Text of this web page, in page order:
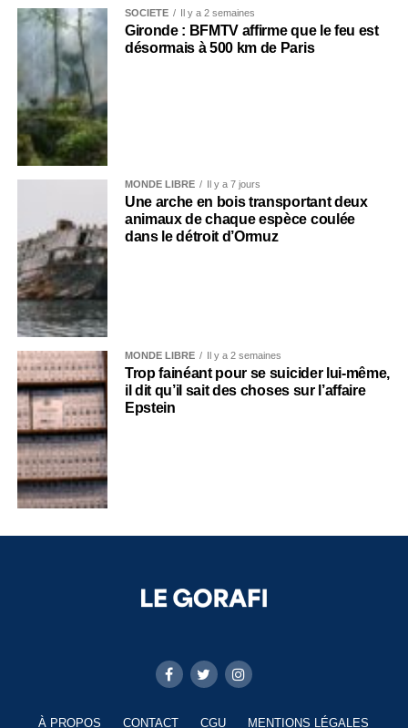
SOCIÉTÉ Il y a 2 semaines
Gironde : BFMTV affirme que le feu est
désormais à 500 km de Paris
MONDE LIBRE Il y a 7 jours
Une arche en bois transportant deux
animaux de chaque espèce coulée
dans le détroit d’Ormuz
MONDE LIBRE Il y a 2 semaines
Trop fainéant pour se suicider lui-même,
il dit qu’il sait des choses sur l’affaire
Epstein
À PROPOS CONTACT CGU MENTIONS LÉGALES